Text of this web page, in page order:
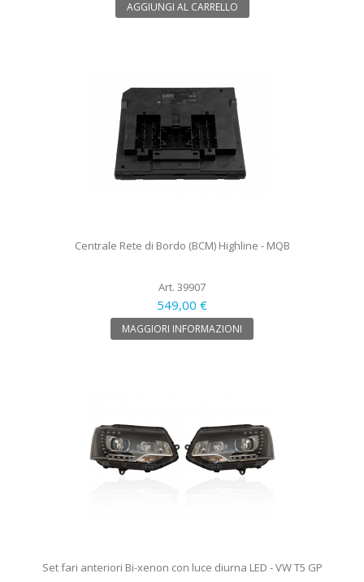
AGGIUNGI AL CARRELLO
Centrale Rete di Bordo (BCM) Highline - MQB
Art. 39907
549,00 €
MAGGIORI INFORMAZIONI
Set fari anteriori Bi-xenon con luce diurna LED - VW T5 GP